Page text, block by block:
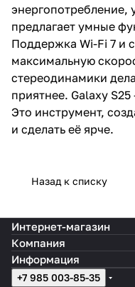
энергопотребление,
предлагает умные
Поддержка Wi-Fi 7 и
максимальную
стереодинамики
приятнее. Galaxy
Это инструмент,
и сделать её ярче.
Назад к списку
Интернет-магазин
Компания
Информация
+7 985 003-85-35